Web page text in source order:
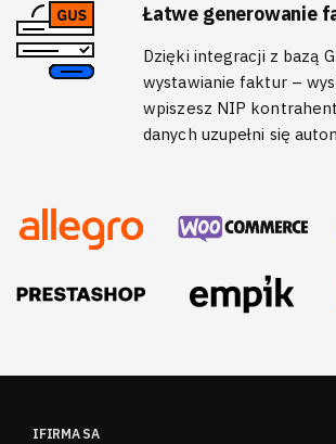
Łatwe generowanie
Dzięki integracji z bazą
wystawianie faktur –
wpiszesz NIP
danych uzupełni się
IFIRMA SA